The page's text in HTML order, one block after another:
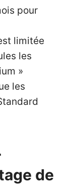
pour
limitée
les
»
les
de